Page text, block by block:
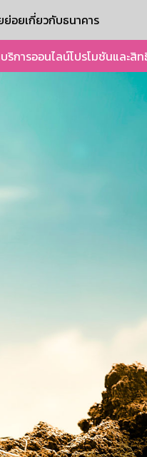
ย่อยเกี่ยวกับธนาคาร
บริการออนไลน์โปรโมชันและสิ